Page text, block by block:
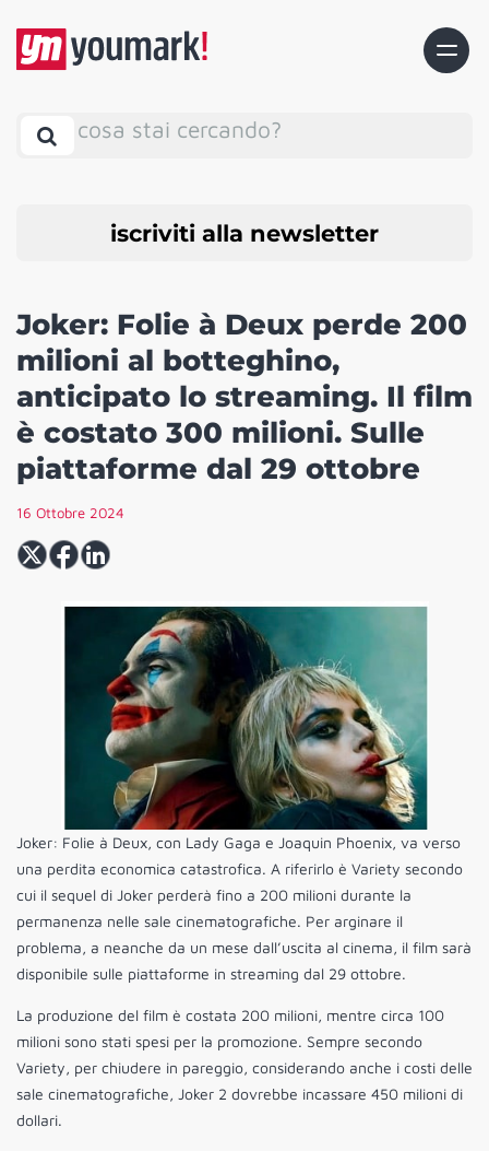
cosa stai cercando?
iscriviti alla newsletter
Joker: Folie à Deux perde 200
milioni al botteghino,
anticipato lo streaming. Il film
è costato 300 milioni. Sulle
piattaforme dal 29 ottobre
16 Ottobre 2024
Joker: Folie à Deux, con Lady Gaga e Joaquin Phoenix, va verso
una perdita economica catastrofica. A riferirlo è Variety secondo
cui il sequel di Joker perderà fino a 200 milioni durante la
permanenza nelle sale cinematografiche. Per arginare il
problema, a neanche da un mese dall’uscita al cinema, il film sarà
disponibile sulle piattaforme in streaming dal 29 ottobre.
La produzione del film è costata 200 milioni, mentre circa 100
milioni sono stati spesi per la promozione. Sempre secondo
Variety, per chiudere in pareggio, considerando anche i costi delle
sale cinematografiche, Joker 2 dovrebbe incassare 450 milioni di
dollari.